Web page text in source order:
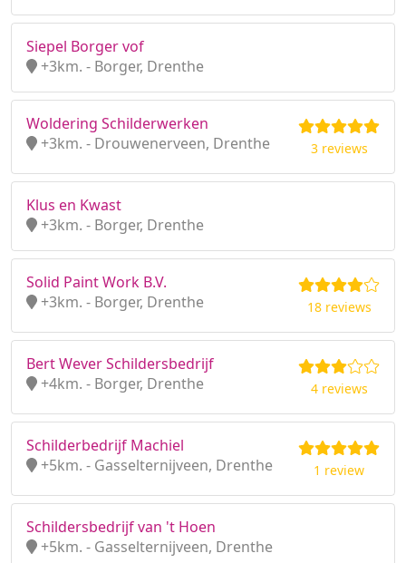
Siepel Borger vof
+3km. - Borger, Drenthe
Woldering Schilderwerken
+3km. - Drouwenerveen, Drenthe
3 reviews
Klus en Kwast
+3km. - Borger, Drenthe
Solid Paint Work B.V.
+3km. - Borger, Drenthe
18 reviews
Bert Wever Schildersbedrijf
+4km. - Borger, Drenthe
4 reviews
Schilderbedrijf Machiel
+5km. - Gasselternijveen, Drenthe
1 review
Schildersbedrijf van 't Hoen
+5km. - Gasselternijveen, Drenthe